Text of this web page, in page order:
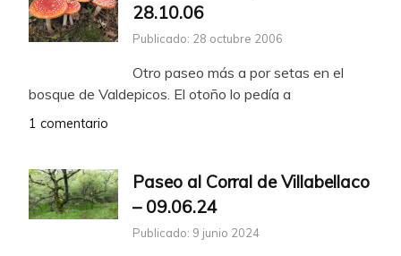
28.10.06
Publicado: 28 octubre 2006
Otro paseo más a por setas en el
bosque de Valdepicos. El otoño lo pedía a
1 comentario
Paseo al Corral de Villabellaco
– 09.06.24
Publicado: 9 junio 2024